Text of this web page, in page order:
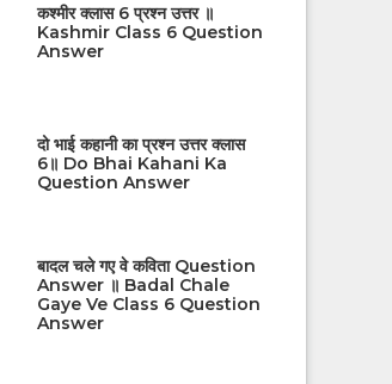
कश्मीर क्लास 6 प्रश्न उत्तर ॥
Kashmir Class 6 Question
Answer
दो भाई कहानी का प्रश्न उत्तर क्लास
6॥ Do Bhai Kahani Ka
Question Answer
बादल चले गए वे कविता Question
Answer ॥ Badal Chale
Gaye Ve Class 6 Question
Answer